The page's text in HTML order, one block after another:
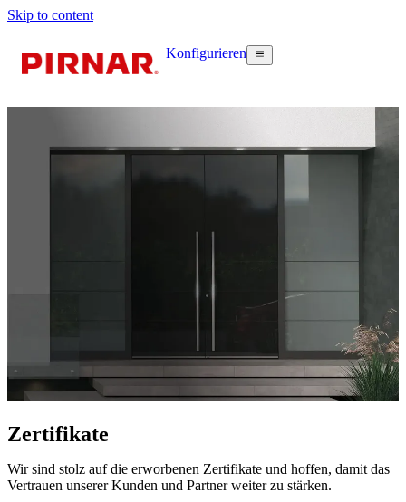
Skip to content
Konfigurieren
Zertifikate
Wir sind stolz auf die erworbenen Zertifikate und hoffen, damit das
Vertrauen unserer Kunden und Partner weiter zu stärken.